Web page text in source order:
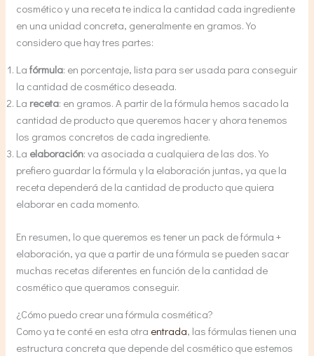
cosmético y una receta te indica la cantidad cada ingrediente
en una unidad concreta, generalmente en gramos. Yo
considero que hay tres partes:
Lafórmula: en porcentaje, lista para ser usada para conseguir
la cantidad de cosmético deseada.
La receta: en gramos. A partir de la fórmula hemos sacado la
cantidad de producto que queremos hacer y ahora tenemos
los gramos concretos de cada ingrediente.
La elaboración: va asociada a cualquiera de las dos. Yo
prefiero guardar la fórmula y la elaboración juntas, ya que la
receta dependerá de la cantidad de producto que quiera
elaborar en cada momento.
En resumen, lo que queremos es tener un pack de fórmula +
elaboración, ya que a partir de una fórmula se pueden sacar
muchas recetas diferentes en función de la cantidad de
cosmético que queramos conseguir.
¿Cómo puedo crear una fórmula cosmética?
Como ya te conté en esta otra entrada, las fórmulas tienen una
estructura concreta que depende del cosmético que estemos